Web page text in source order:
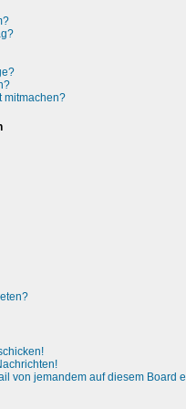
mitmachen?
von jemandem auf diesem Board